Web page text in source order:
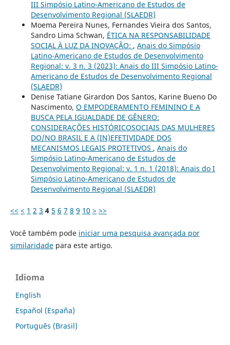
III Simpósio Latino-Americano de Estudos de
Desenvolvimento Regional (SLAEDR)
Moema Pereira Nunes, Fernandes Vieira dos Santos,
Sandro Lima Schwan, ÉTICA NA RESPONSABILIDADE
SOCIAL À LUZ DA INOVAÇÃO: , Anais do Simpósio
Latino-Americano de Estudos de Desenvolvimento
Regional: v. 3 n. 3 (2023): Anais do III Simpósio Latino-
Americano de Estudos de Desenvolvimento Regional
(SLAEDR)
Denise Tatiane Girardon Dos Santos, Karine Bueno Do
Nascimento, O EMPODERAMENTO FEMININO E A
BUSCA PELA IGUALDADE DE GÊNERO:
CONSIDERAÇÕES HISTÓRICOSOCIAIS DAS MULHERES
DO/NO BRASIL E A (IN)EFETIVIDADE DOS
MECANISMOS LEGAIS PROTETIVOS , Anais do
Simpósio Latino-Americano de Estudos de
Desenvolvimento Regional: v. 1 n. 1 (2018): Anais do I
Simpósio Latino-Americano de Estudos de
Desenvolvimento Regional (SLAEDR)
<< < 1 2 3 4 5 6 7 8 9 10 > >>
Você também pode iniciar uma pesquisa avançada por
similaridadepara este artigo.
Idioma
English
Español (España)
Português (Brasil)